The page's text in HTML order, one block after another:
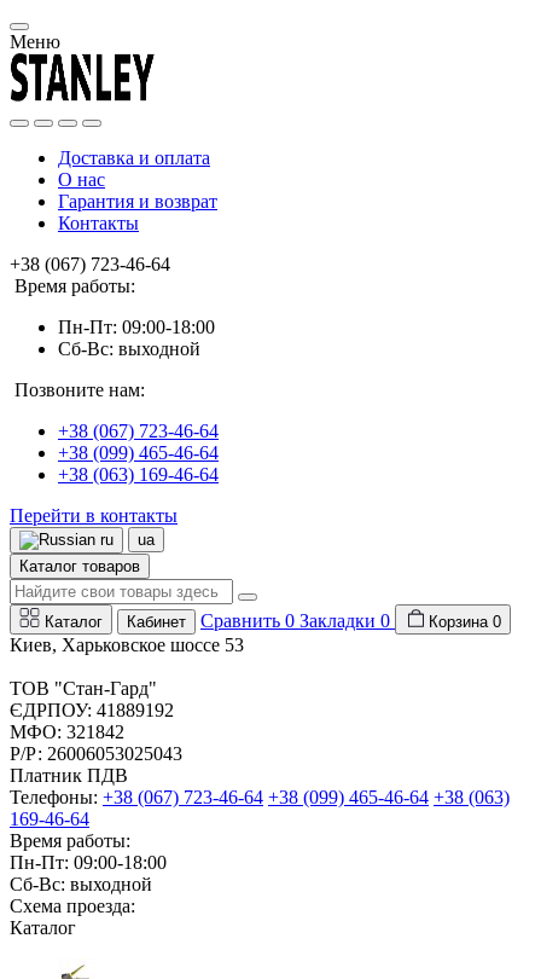
Меню
Доставка и оплата
О нас
Гарантия и возврат
Контакты
+38 (067) 723-46-64
Время работы:
Пн-Пт: 09:00-18:00
Сб-Вс: выходной
Позвоните нам:
+38 (067) 723-46-64
+38 (099) 465-46-64
+38 (063) 169-46-64
Перейти в контакты
ru
ua
Каталог товаров
Каталог Кабинет Сравнить 0 Закладки 0 Корзина 0
Киев, Харьковское шоссе 53
ТОВ "Стан-Гард"
ЄДРПОУ: 41889192
МФО: 321842
Р/Р: 26006053025043
Платник ПДВ
Телефоны: +38 (067) 723-46-64 +38 (099) 465-46-64 +38 (063)
169-46-64
Время работы:
Пн-Пт: 09:00-18:00
Сб-Вс: выходной
Схема проезда:
Каталог